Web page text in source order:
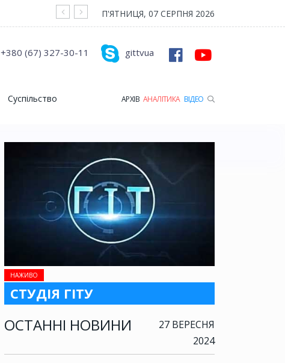
На війні загинув Герой з Рожищенської
П'ЯТНИЦЯ, 07 СЕРПНЯ 2026
gittvua
+380 (67) 327-30-11
Суспільство АРХІВ АНАЛІТИКА ВІДЕО
НАЖИВО
СТУДІЯ ГІТУ
ОСТАННІ НОВИНИ
27 ВЕРЕСНЯ
2024